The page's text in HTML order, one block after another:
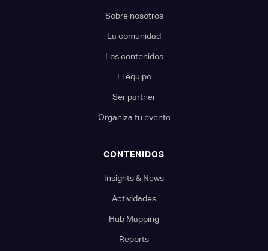
Sobre nosotros
La comunidad
Los contenidos
El equipo
Ser partner
Organiza tu evento
CONTENIDOS
Insights & News
Actividades
Hub Mapping
Reports